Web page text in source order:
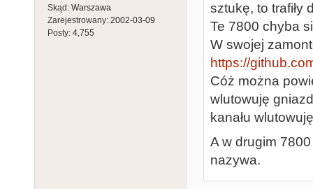
Skąd: Warszawa
Zarejestrowany: 2002-03-09
Posty: 4,755
sztukę, to trafiły
Te 7800 chyba
W swojej
https://
Cóż można
wlutowuję
kanału
A w drugim
nazywa.